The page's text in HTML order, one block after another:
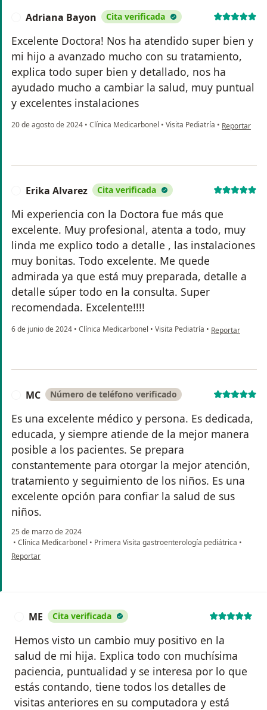
Adriana Bayon Cita verificada
Excelente Doctora! Nos ha atendido super bien y
mi hijo a avanzado mucho con su tratamiento,
explica todo super bien y detallado, nos ha
ayudado mucho a cambiar la salud, muy puntual
y excelentes instalaciones
20 de agosto de 2024 • Clínica Medicarbonel • Visita Pediatría • en opinión
Reportar
Erika Alvarez Cita verificada
Mi experiencia con la Doctora fue más que
excelente. Muy profesional, atenta a todo, muy
linda me explico todo a detalle , las instalaciones
muy bonitas. Todo excelente. Me quede
admirada ya que está muy preparada, detalle a
detalle súper todo en la consulta. Super
recomendada. Excelente!!!!
6 de junio de 2024 • Clínica Medicarbonel • Visita Pediatría • en opinión del
Reportar
MC Número de teléfono verificado
Es una excelente médico y persona. Es dedicada,
educada, y siempre atiende de la mejor manera
posible a los pacientes. Se prepara
constantemente para otorgar la mejor atención,
tratamiento y seguimiento de los niños. Es una
excelente opción para confiar la salud de sus
niños.
25 de marzo de 2024
• Clínica Medicarbonel • Primera Visita gastroenterología pediátrica •
en opinión del usuario MC
Reportar
ME Cita verificada
Hemos visto un cambio muy positivo en la
salud de mi hija. Explica todo con muchísima
paciencia, puntualidad y se interesa por lo que
estás contando, tiene todos los detalles de
visitas anteriores en su computadora y está